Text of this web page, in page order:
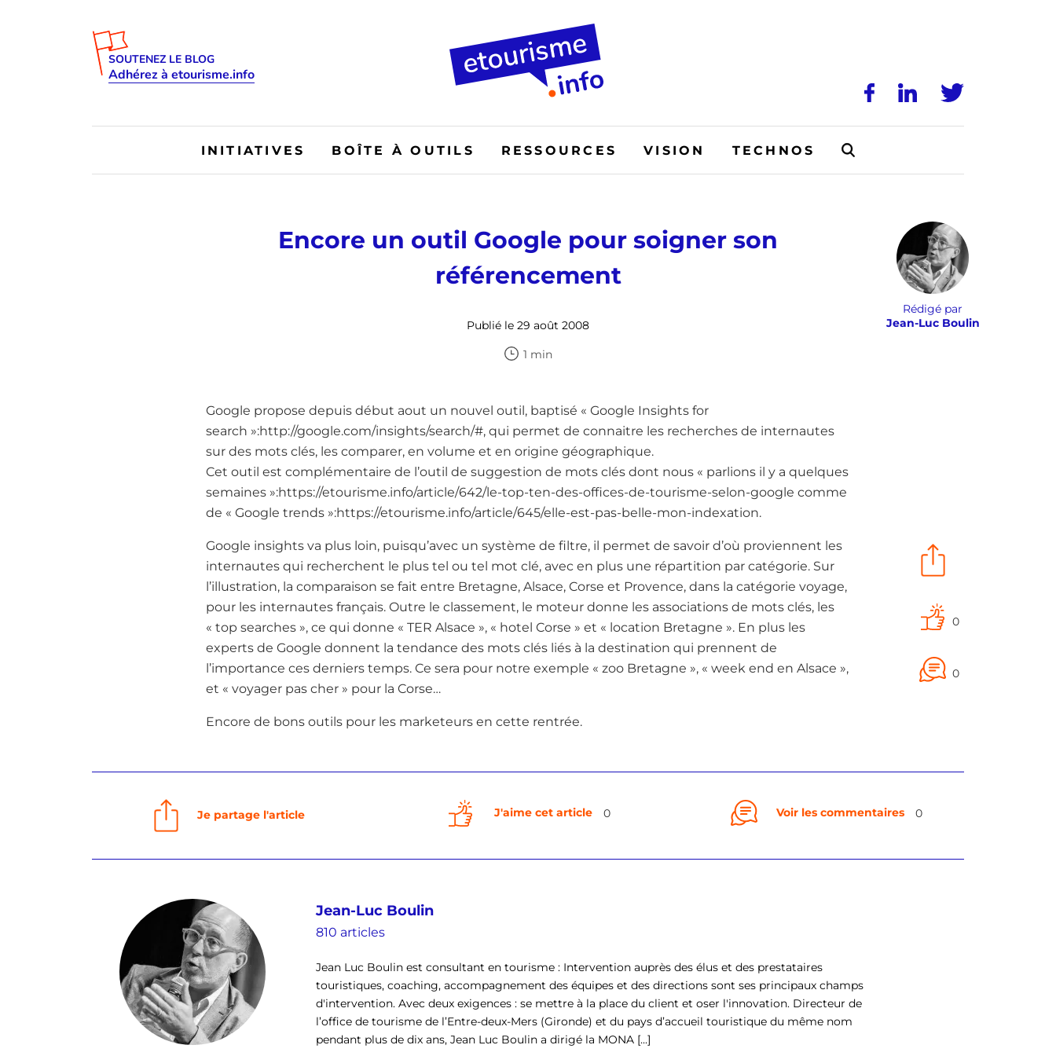
SOUTENEZ LE BLOG
Adhérez à etourisme.info
INITIATIVES BOÎTE À OUTILS RESSOURCES VISION TECHNOS
Encore un outil Google pour soigner son
référencement
Publié le 29 août 2008
1 min
Rédigé par
Jean-Luc Boulin
0
0
Google propose depuis début aout un nouvel outil, baptisé « Google Insights for
search »:http://google.com/insights/search/#, qui permet de connaitre les recherches de internautes
sur des mots clés, les comparer, en volume et en origine géographique.
Cet outil est complémentaire de l’outil de suggestion de mots clés dont nous « parlions il y a quelques
semaines »:https://etourisme.info/article/642/le-top-ten-des-offices-de-tourisme-selon-google comme
de « Google trends »:https://etourisme.info/article/645/elle-est-pas-belle-mon-indexation.
Google insights va plus loin, puisqu’avec un système de filtre, il permet de savoir d’où proviennent les
internautes qui recherchent le plus tel ou tel mot clé, avec en plus une répartition par catégorie. Sur
l’illustration, la comparaison se fait entre Bretagne, Alsace, Corse et Provence, dans la catégorie voyage,
pour les internautes français. Outre le classement, le moteur donne les associations de mots clés, les
« top searches », ce qui donne « TER Alsace », « hotel Corse » et « location Bretagne ». En plus les
experts de Google donnent la tendance des mots clés liés à la destination qui prennent de
l’importance ces derniers temps. Ce sera pour notre exemple « zoo Bretagne », « week end en Alsace »,
et « voyager pas cher » pour la Corse…
Encore de bons outils pour les marketeurs en cette rentrée.
Je partage l'article J'aime cet article 0 Voir les commentaires 0
Jean-Luc Boulin
810 articles
Jean Luc Boulin est consultant en tourisme : Intervention auprès des élus et des prestataires
touristiques, coaching, accompagnement des équipes et des directions sont ses principaux champs
d'intervention. Avec deux exigences : se mettre à la place du client et oser l'innovation. Directeur de
l’office de tourisme de l’Entre-deux-Mers (Gironde) et du pays d’accueil touristique du même nom
pendant plus de dix ans, Jean Luc Boulin a dirigé la MONA [...]